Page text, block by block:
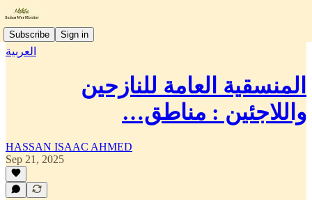
Subscribe Sign in
العربية
المنسقية العامة للنازحين
واللاجئين : مناطق…
HASSAN ISAAC AHMED
Sep 21, 2025